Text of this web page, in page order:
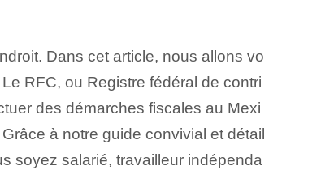
Dans cet article, nous allons vo
RFC, ou Registre fédéral de contri
des démarches fiscales ⁤au Mexi
à notre guide convivial et détail
soyez salarié, travailleur indépenda